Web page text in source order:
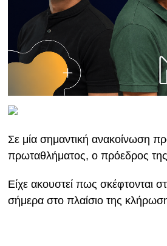
Σε μία σημαντική ανακοίνωση
πρωταθλήματος, ο πρόεδρος
Είχε ακουστεί πως
σήμερα στο πλαίσιο της